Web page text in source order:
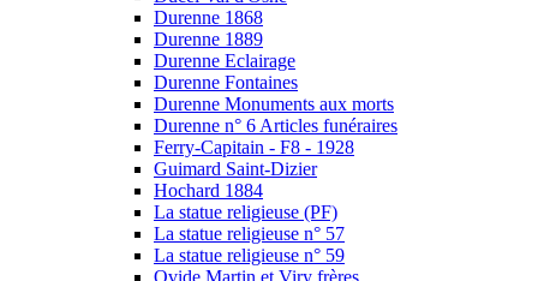
Durenne 1868
Durenne 1889
Durenne Eclairage
Durenne Fontaines
Durenne Monuments aux morts
Durenne n° 6 Articles funéraires
Ferry-Capitain - F8 - 1928
Guimard Saint-Dizier
Hochard 1884
La statue religieuse (PF)
La statue religieuse n° 57
La statue religieuse n° 59
Ovide Martin et Viry frères